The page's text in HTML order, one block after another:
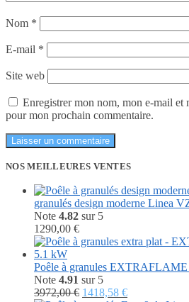
Nom *
E-mail *
Site web
Enregistrer mon nom, mon e-mail et
pour mon prochain commentaire.
NOS MEILLEURES VENTES
granulés design moderne Linea
Note 4.82 sur 5
1290,00 €
Poêle à granules
Note 4.91 sur 5
3972,00€ Le
1418,58 €Le